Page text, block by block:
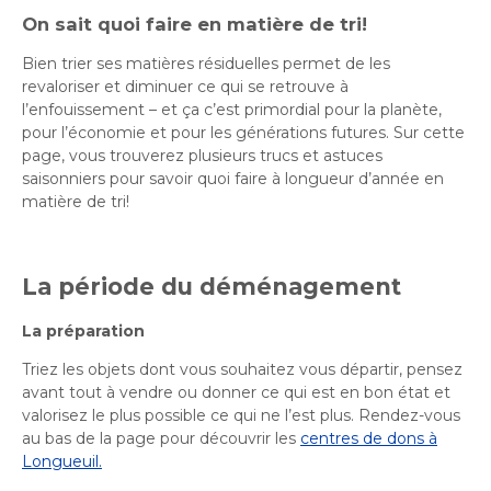
Histoire et patrimoine
Loisir et vie communautaire
Parcs et espaces verts
Parcs et espaces verts
Sports et saines habitudes de vie
Sports et saines habitudes de vie
Reconnaissance et soutien des organismes
Reconnaissance et soutien des organismes
Lutte à l'itinérance
Lutte à l'itinérance
Écocentres
Info-Travaux
Info-Travaux
Matières résiduelles et collectes
Matières résiduelles et collectes
Stationnements municipaux
Stationnements municipaux
Voie publique
Transition socioécologique et mobilité
Transition socioécologique et mobilité
Arbres, plantes et pelouse
Arbres, plantes et pelouse
Biodiversité et milieux naturels
Biodiversité et milieux naturels
Lutte aux changements climatiques
Lutte aux changements climatiques
Verdissement et travaux de foresterie
Sécurité publique
Service de police
Service de police
Service sécurité incendie
Service sécurité incendie
Sécurisation des rues locales
Vie démocratique
Élus
Élus
Instances décisionnelles
Participation citoyenne
Procès-verbaux
Procès-verbaux
Projets particuliers
Projets particuliers
Ouvre
dans
Règlements municipaux
Règlements municipaux
Entreprises
dans
fenêtre
Développement immobilier
Ouvre
nouvelle
fenêtre
Fournisseurs
Fournisseurs
Gestion des matières résiduelles
Gestion des matières résiduelles
Actualités et publications
Administration municipale
Administration municipale
Approvisionnement
Approvisionnement
Bureau de l’éthique et de l’inspection
contractuelle
Activités littéraires
Activités éducatives et de
loisirs
Activités sportives et plein
Arts de la scène, spectacles
et festivals
Calendrier des événements
On sait quoi faire en matière de tri!
Bien trier ses matières résiduelles permet de les
revaloriser et diminuer ce qui se retrouve à
l’enfouissement – et ça c’est primordial pour la planète,
pour l’économie et pour les générations futures. Sur cette
page, vous trouverez plusieurs trucs et astuces
saisonniers pour savoir quoi faire à longueur d’année en
matière de tri!
La période du déménagement
La préparation
Triez les objets dont vous souhaitez vous départir, pensez
avant tout à vendre ou donner ce qui est en bon état et
valorisez le plus possible ce qui ne l’est plus. Rendez-vous
au bas de la page pour découvrir les centres de dons à
Longueuil.